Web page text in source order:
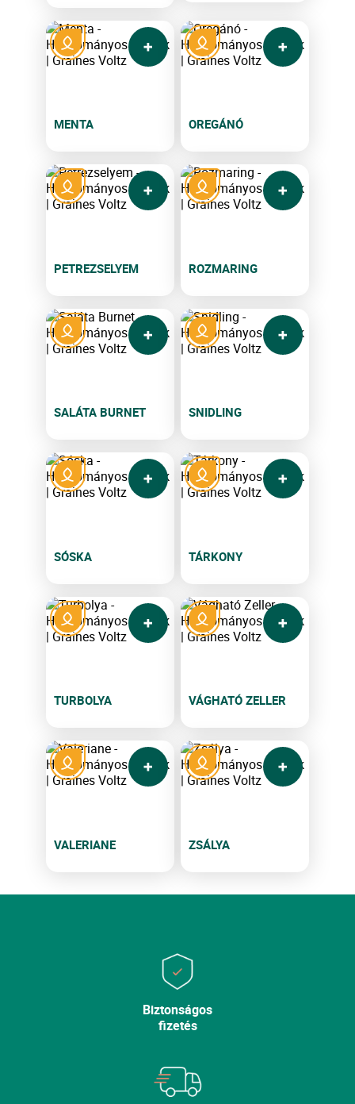
MENTA OREGÁNÓ
PETREZSELYEM ROZMARING
SALÁTA BURNET SNIDLING
SÓSKA TÁRKONY
TURBOLYA VÁGHATÓ ZELLER
VALERIANE ZSÁLYA
Biztonságos
fizetés